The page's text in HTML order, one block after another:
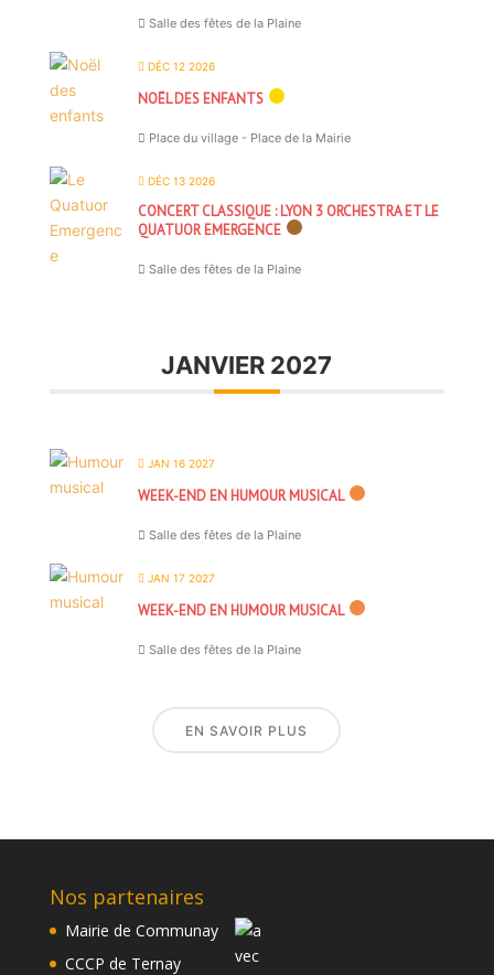
Salle des fêtes de la Plaine
DÉC 12 2026
NOËL DES ENFANTS
Place du village - Place de la Mairie
DÉC 13 2026
CONCERT CLASSIQUE : LYON 3 ORCHESTRA ET LE
QUATUOR EMERGENCE
Salle des fêtes de la Plaine
JANVIER 2027
JAN 16 2027
WEEK-END EN HUMOUR MUSICAL
Salle des fêtes de la Plaine
JAN 17 2027
WEEK-END EN HUMOUR MUSICAL
Salle des fêtes de la Plaine
EN SAVOIR PLUS
Nos partenaires
Mairie de Communay
CCCP de Ternay